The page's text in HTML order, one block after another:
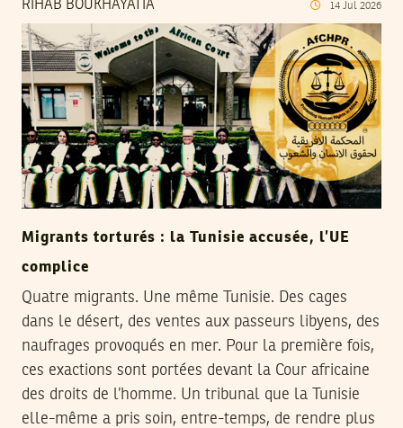
RIHAB BOUKHAYATIA 14 Jul 2026
Migrants torturés : la Tunisie accusée, l’UE
complice
Quatre migrants. Une même Tunisie. Des cages
dans le désert, des ventes aux passeurs libyens, des
naufrages provoqués en mer. Pour la première fois,
ces exactions sont portées devant la Cour africaine
des droits de l’homme. Un tribunal que la Tunisie
elle-même a pris soin, entre-temps, de rendre plus